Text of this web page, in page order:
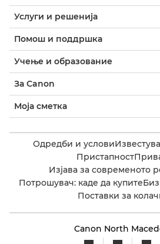
Услуги и решенија
Помош и поддршка
Учење и образование
За Canon
Моја сметка
Одредби и услови
Пристапност
Изјава за современото
Потрошувач: каде да купите
Поставки за
Canon North